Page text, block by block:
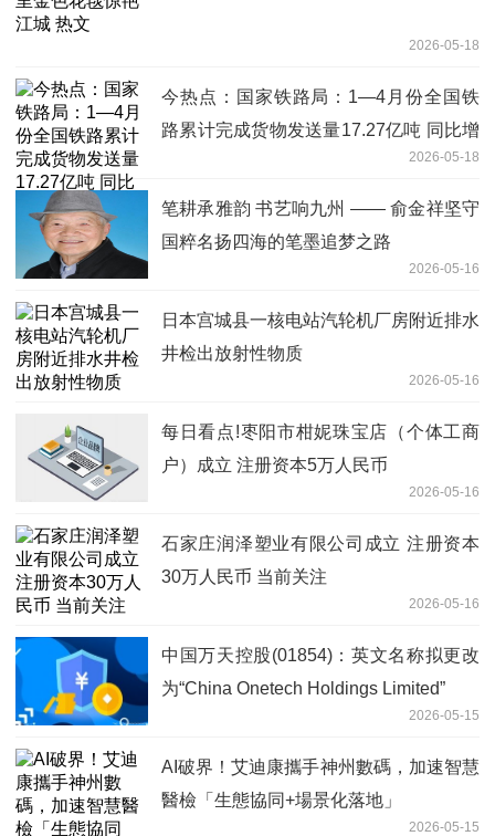
2026-05-18
今热点：国家铁路局：1—4月份全国铁
路累计完成货物发送量17.27亿吨 同比增
2026-05-18
笔耕承雅韵 书艺响九州 —— 俞金祥坚守
国粹名扬四海的笔墨追梦之路
2026-05-16
日本宫城县一核电站汽轮机厂房附近排水
井检出放射性物质
2026-05-16
每日看点!枣阳市柑妮珠宝店（个体工商
户）成立 注册资本5万人民币
2026-05-16
石家庄润泽塑业有限公司成立 注册资本
30万人民币 当前关注
2026-05-16
中国万天控股(01854)：英文名称拟更改
为“China Onetech Holdings Limited”
2026-05-15
AI破界！艾迪康攜手神州數碼，加速智慧
醫檢「生態協同+場景化落地」
2026-05-15